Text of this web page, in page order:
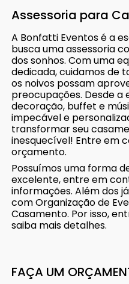
Assessoria para
A Bonfatti Eventos é a
busca uma assessoria
dos sonhos. Com uma
dedicada, cuidamos de
os noivos possam
preocupações. Desde a
decoração, buffet e
impecável e
transformar seu
inesquecível! Entre em
orçamento.
Possuímos uma forma
excelente, entre em
informações. Além dos
com Organização de
Casamento. Por isso,
saiba mais detalhes.
FAÇA UM